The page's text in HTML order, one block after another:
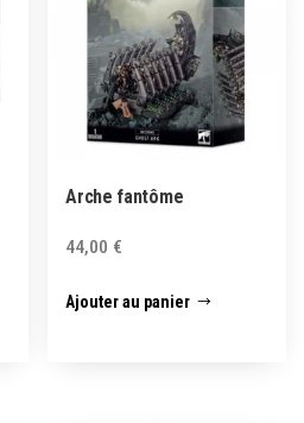
Arche fantôme
44,00 €
Ajouter au panier